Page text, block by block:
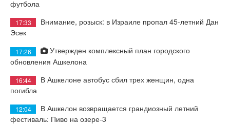
футбола
17:33
Внимание, розыск: в Израиле пропал 45-летний Дан
Эсек
17:26
Утвержден комплексный план городского
обновления Ашкелона
16:44
В Ашкелоне автобус сбил трех женщин, одна
погибла
12:04
В Ашкелон возвращается грандиозный летний
фестиваль: Пиво на озере-3